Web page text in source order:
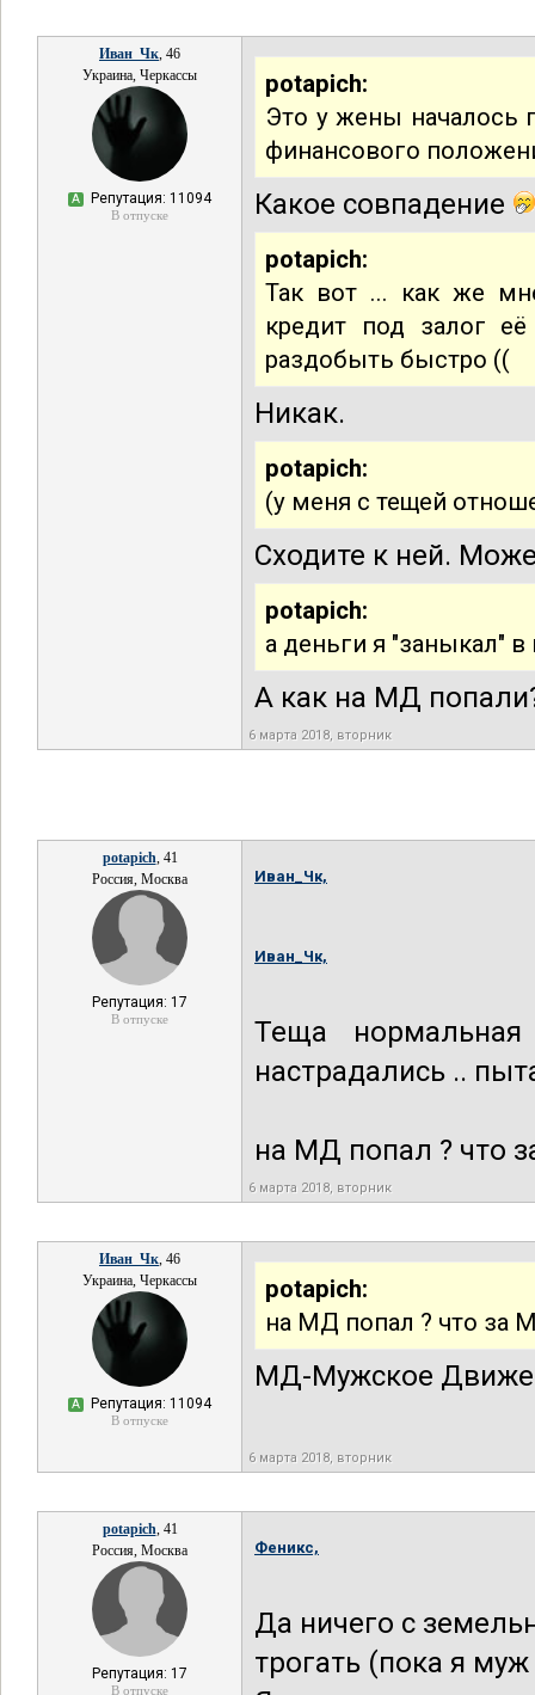
Иван_Чк, 46
Украина, Черкассы
А Репутация: 11094
В отпуске
potapich:
Это у жены началось
финансового
Какое совпадение
potapich:
Так вот ... как же
кредит под залог
раздобыть быстро ((
Никак.
potapich:
(у меня с тещей
Сходите к ней.
potapich:
а деньги я "заныкал"
А как на МД
6 марта 2018, вторник
potapich, 41
Россия, Москва
Репутация: 17
В отпуске
Иван_Чк,
Иван_Чк,
Теща
настрадались ..
на МД попал ? что
6 марта 2018, вторник
Иван_Чк, 46
Украина, Черкассы
А Репутация: 11094
В отпуске
potapich:
на МД попал ? что за
МД-Мужское
6 марта 2018, вторник
potapich, 41
Россия, Москва
Репутация: 17
В отпуске
Феникс,
Да ничего с
трогать (пока я